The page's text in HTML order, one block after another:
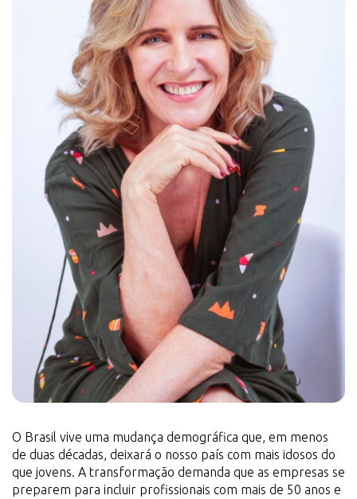
O Brasil vive uma mudança demográfica que, em menos
de duas décadas, deixará o nosso país com mais idosos do
que jovens. A transformação demanda que as empresas se
preparem para incluir profissionais com mais de 50 anos e